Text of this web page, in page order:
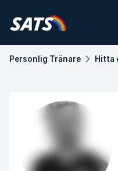
Personlig Tränare Hitta